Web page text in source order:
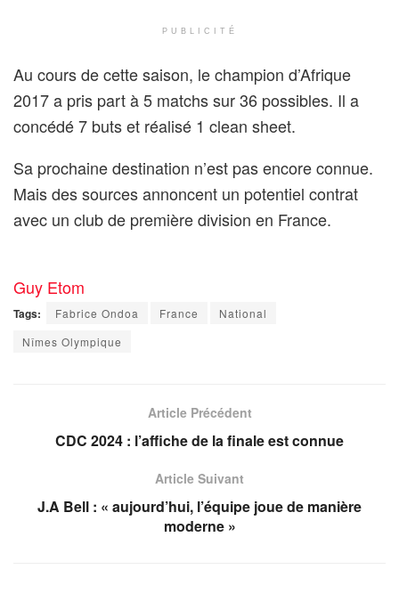
PUBLICITÉ
Au cours de cette saison, le champion d’Afrique
2017 a pris part à 5 matchs sur 36 possibles. Il a
concédé 7 buts et réalisé 1 clean sheet.
Sa prochaine destination n’est pas encore connue.
Mais des sources annoncent un potentiel contrat
avec un club de première division en France.
Guy Etom
Tags: Fabrice Ondoa France
National
Nîmes Olympique
Article Précédent
CDC 2024 : l’affiche de la finale est connue
Article Suivant
J.A Bell : « aujourd’hui, l’équipe joue de manière
moderne »